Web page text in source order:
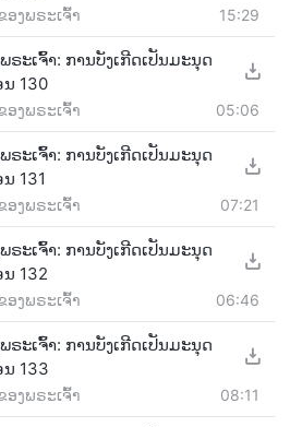
ອງພຣະເຈົ້າ 15:29
ຣະເຈົ້າ: ການບັງເກີດເປັນມະນຸດ
130
ອງພຣະເຈົ້າ 05:06
ຣະເຈົ້າ: ການບັງເກີດເປັນມະນຸດ
131
ອງພຣະເຈົ້າ 07:21
ຣະເຈົ້າ: ການບັງເກີດເປັນມະນຸດ
132
ອງພຣະເຈົ້າ 06:46
ຣະເຈົ້າ: ການບັງເກີດເປັນມະນຸດ
133
ອງພຣະເຈົ້າ 08:11